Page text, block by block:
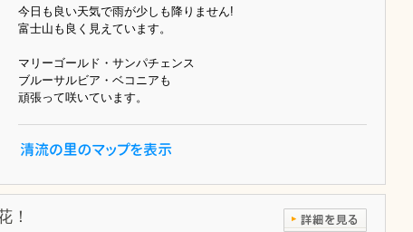
今日も良い天気で雨が少しも降りません!
富士山も良く見えています。
マリーゴールド・サンパチェンス
ブルーサルビア・ベコニアも
頑張って咲いています。
！